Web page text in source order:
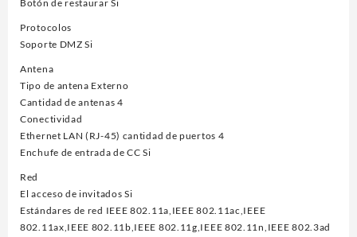
Botón de restaurar Si
Protocolos
Soporte DMZ Si
Antena
Tipo de antena Externo
Cantidad de antenas 4
Conectividad
Ethernet LAN (RJ-45) cantidad de puertos 4
Enchufe de entrada de CC Si
Red
El acceso de invitados Si
Estándares de red IEEE 802.11a,IEEE 802.11ac,IEEE
802.11ax,IEEE 802.11b,IEEE 802.11g,IEEE 802.11n,IEEE 802.3ad